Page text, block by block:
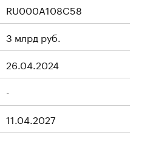
RU000A108C58
3 млрд руб.
26.04.2024
-
11.04.2027